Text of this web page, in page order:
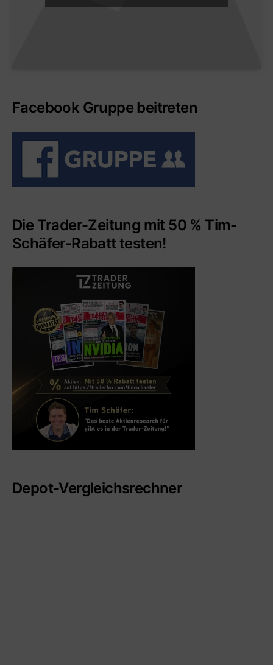
Facebook Gruppe beitreten
Die Trader-Zeitung mit 50 % Tim-
Schäfer-Rabatt testen!
Depot-Vergleichsrechner